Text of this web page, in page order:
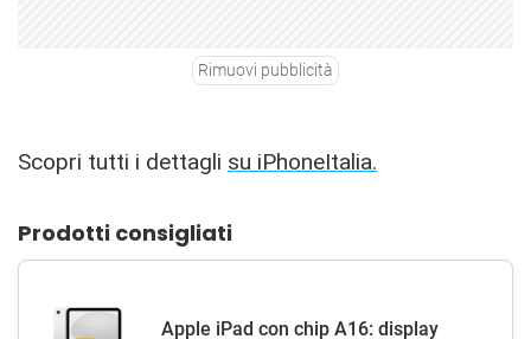
Rimuovi pubblicità
Scopri tutti i dettagli su iPhoneItalia.
Prodotti consigliati
Apple iPad con chip A16: display